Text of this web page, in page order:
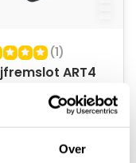
Over
(1)
ART4
Met alarm